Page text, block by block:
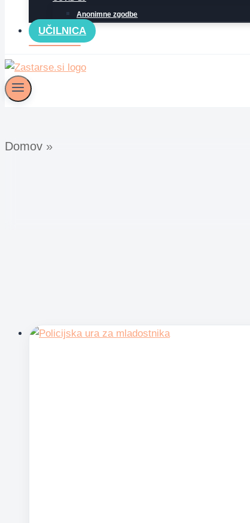
Anonimne zgodbe
UČILNICA
Domov »